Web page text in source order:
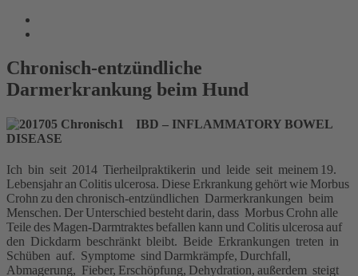
Chronisch-entzündliche
Darmerkrankung beim Hund
IBD – INFLAMMATORY BOWEL
DISEASE
Ich bin seit 2014 Tierheilpraktikerin und leide seit meinem 19.
Lebensjahr an Colitis ulcerosa. Diese Erkrankung gehört wie Morbus
Crohn zu den chronisch-entzündlichen Darmerkrankungen beim
Menschen. Der Unterschied besteht darin, dass Morbus Crohn alle
Teile des Magen-Darmtraktes befallen kann und Colitis ulcerosa auf
den Dickdarm beschränkt bleibt. Beide Erkrankungen treten in
Schüben auf. Symptome sind Darmkrämpfe, Durchfall,
Abmagerung, Fieber, Erschöpfung, Dehydration, außerdem steigt